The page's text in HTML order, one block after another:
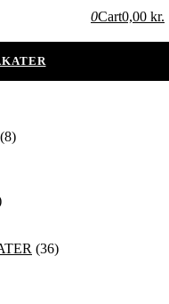
0Cart0,00 kr.
(8)
(36)